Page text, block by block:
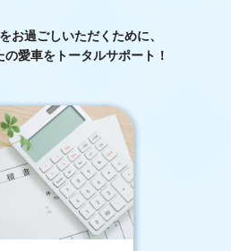
お過ごしいただくために、
の愛車をトータルサポート！